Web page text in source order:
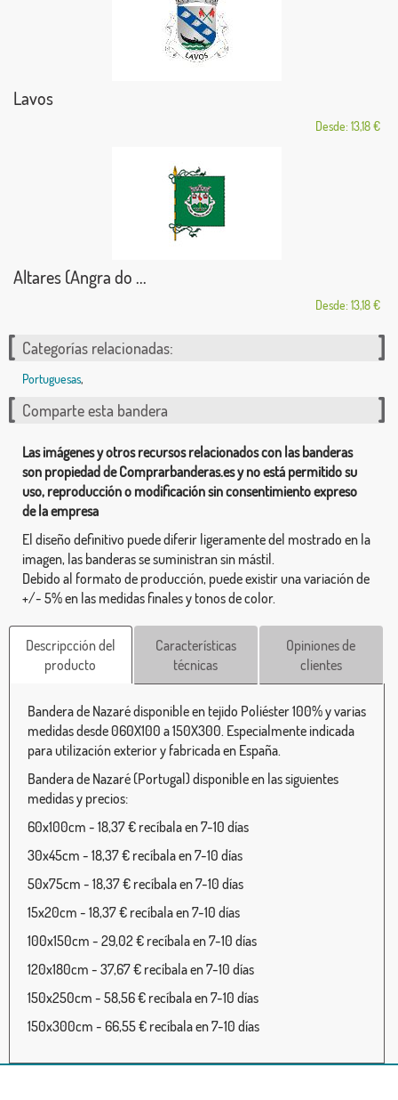
Lavos
Desde: 13,18 €
Altares (Angra do ...
Desde: 13,18 €
Categorías relacionadas:
Portuguesas,
Comparte esta bandera
Las imágenes y otros recursos relacionados con las banderas
son propiedad de Comprarbanderas.es y no está permitido su
uso, reproducción o modificación sin consentimiento expreso
de la empresa
El diseño definitivo puede diferir ligeramente del mostrado en la
imagen, las banderas se suministran sin mástil.
Debido al formato de producción, puede existir una variación de
+/- 5% en las medidas finales y tonos de color.
Descripcción del
producto
Características
técnicas
Opiniones de
clientes
Bandera de Nazaré disponible en tejido Poliéster 100% y varias
medidas desde 060X100 a 150X300. Especialmente indicada
para utilización exterior y fabricada en España.
Bandera de Nazaré (Portugal) disponible en las siguientes
medidas y precios:
60x100cm - 18,37 € recíbala en 7-10 días
30x45cm - 18,37 € recíbala en 7-10 días
50x75cm - 18,37 € recíbala en 7-10 días
15x20cm - 18,37 € recíbala en 7-10 días
100x150cm - 29,02 € recíbala en 7-10 días
120x180cm - 37,67 € recíbala en 7-10 días
150x250cm - 58,56 € recíbala en 7-10 días
150x300cm - 66,55 € recíbala en 7-10 días